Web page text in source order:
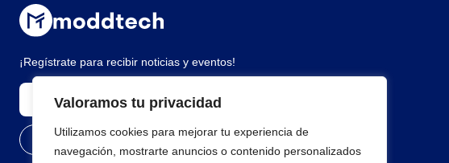
Valoramos tu privacidad
Utilizamos cookies para mejorar tu experiencia de
navegación, mostrarte anuncios o contenido personalizados
¡Regístrate para recibir noticias y eventos!